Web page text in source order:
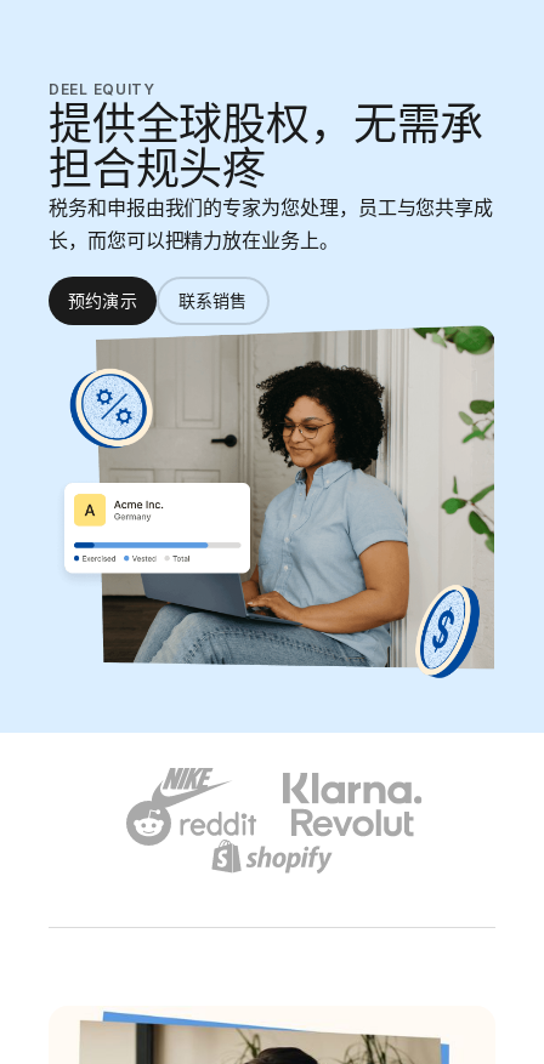
DEEL EQUITY
提供全球股权，无需承
担合规头疼
税务和申报由我们的专家为您处理，员工与您共享成
长，而您可以把精力放在业务上。
预约演示 联系销售